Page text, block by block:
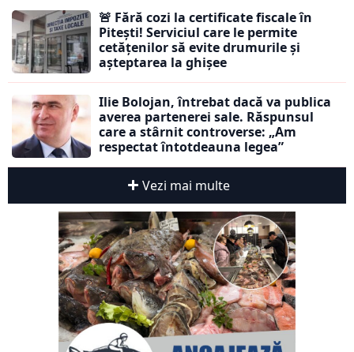
🚨 Fără cozi la certificate fiscale în
Pitești! Serviciul care le permite
cetățenilor să evite drumurile și
așteptarea la ghișee
Ilie Bolojan, întrebat dacă va publica
averea partenerei sale. Răspunsul
care a stârnit controverse: „Am
respectat întotdeauna legea”
Vezi mai multe